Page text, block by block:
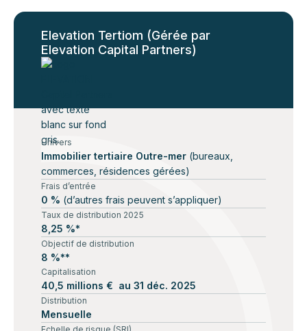
Elevation Tertiom (Gérée par
Elevation Capital Partners)
Univers
Immobilier tertiaire Outre-mer (bureaux,
commerces, résidences gérées)
Frais d’entrée
0 % (d’autres frais peuvent s’appliquer)
Taux de distribution 2025
8,25 %*
Objectif de distribution
8 %**
Capitalisation
40,5 millions € au 31 déc. 2025
Distribution
Mensuelle